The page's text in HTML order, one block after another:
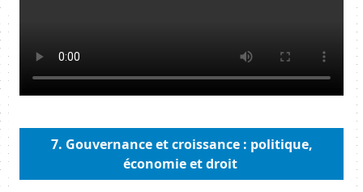
7. Gouvernance et croissance : politique,
économie et droit